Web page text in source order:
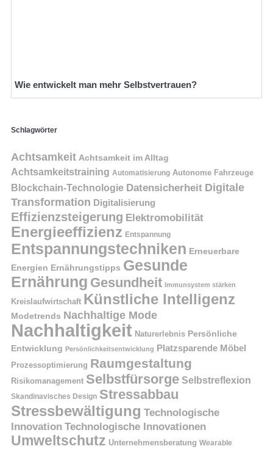
Wie entwickelt man mehr Selbstvertrauen?
Schlagwörter
Achtsamkeit Achtsamkeit im Alltag
Achtsamkeitstraining Automatisierung Autonome Fahrzeuge
Blockchain-Technologie Datensicherheit Digitale
Transformation Digitalisierung
Effizienzsteigerung Elektromobilität
Energieeffizienz Entspannung
Entspannungstechniken Erneuerbare
Energien Ernährungstipps Gesunde
Ernährung Gesundheit Immunsystem stärken
Kreislaufwirtschaft Künstliche Intelligenz
Modetrends Nachhaltige Mode
Nachhaltigkeit Naturerlebnis Persönliche
Entwicklung Persönlichkeitsentwicklung Platzsparende Möbel
Prozessoptimierung Raumgestaltung
Risikomanagement Selbstfürsorge Selbstreflexion
Skandinavisches Design Stressabbau
Stressbewältigung Technologische
Innovation Technologische Innovationen
Umweltschutz Unternehmensberatung Wearable